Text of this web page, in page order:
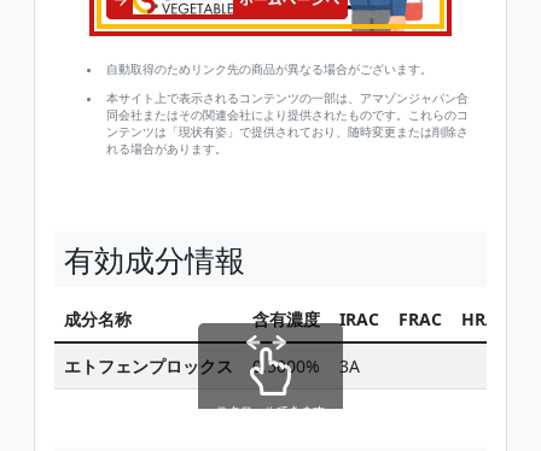
自動取得のためリンク先の商品が異なる場合がございます。
本サイト上で表示されるコンテンツの一部は、アマゾンジャパン合
同会社またはその関連会社により提供されたものです。これらのコ
ンテンツは「現状有姿」で提供されており、随時変更または削除さ
れる場合があります。
有効成分情報
成分名称 含有濃度 IRAC FRAC HRAC
エトフェンプロックス 0.5000% 3A
スクロールできます